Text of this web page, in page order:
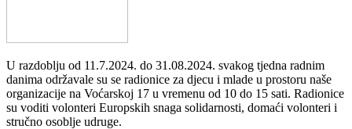
U razdoblju od 11.7.2024. do 31.08.2024. svakog tjedna radnim
danima održavale su se radionice za djecu i mlade u prostoru naše
organizacije na Voćarskoj 17 u vremenu od 10 do 15 sati. Radionice
su voditi volonteri Europskih snaga solidarnosti, domaći volonteri i
stručno osoblje udruge.